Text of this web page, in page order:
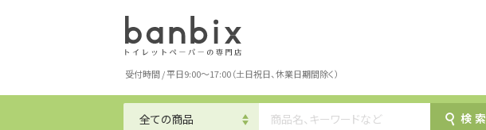
受付時間 / 平日9:00～17:00（土日祝日、休業日期間除く）
検索